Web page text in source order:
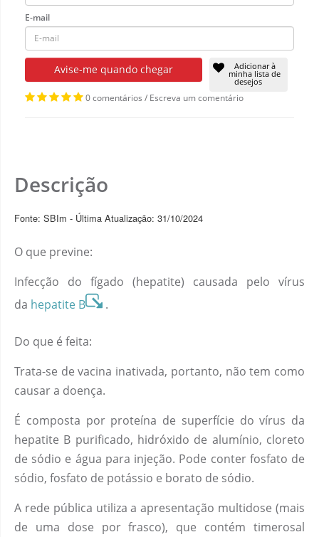
E-mail
Avise-me quando chegar Adicionar à
minha lista de
desejos
0 comentários / Escreva um comentário
Descrição
Fonte: SBIm - Última Atualização: 31/10/2024
O que previne:
Infecção do fígado (hepatite) causada pelo vírus
da hepatite B .
Do que é feita:
Trata-se de vacina inativada, portanto, não tem como
causar a doença.
É composta por proteína de superfície do vírus da
hepatite B purificado, hidróxido de alumínio, cloreto
de sódio e água para injeção. Pode conter fosfato de
sódio, fosfato de potássio e borato de sódio.
A rede pública utiliza a apresentação multidose (mais
de uma dose por frasco), que contém timerosal